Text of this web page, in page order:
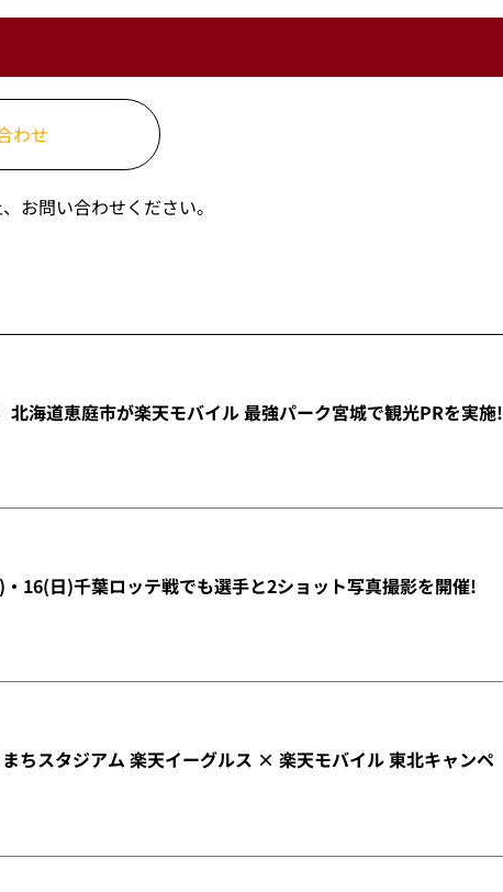
わせ
お問い合わせください。
北海道恵庭市が楽天モバイル 最強パーク宮城で観光PRを実施!
16(日)千葉ロッテ戦でも選手と2ショット写真撮影を開催!
ちスタジアム 楽天イーグルス × 楽天モバイル 東北キャンペ